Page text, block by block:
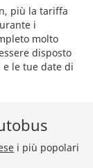
più la tariffa
i
molto
disposto
le tue date di
i più popolari